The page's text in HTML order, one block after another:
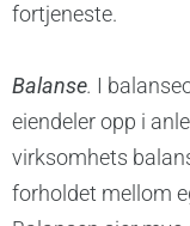
fortjeneste.
Balanse. I
eiendeler opp i
virksomhets
forholdet mellom